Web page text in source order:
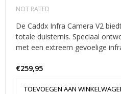
NOT RATED
De Caddx Infra Camera V2
totale duisternis. Speciaal
met een extreem gevoelige
€259,95
TOEVOEGEN AAN